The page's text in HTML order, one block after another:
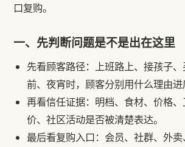
口复购。
一、先判断问题是不是出在这里
先看顾客路径：上班路上、接孩子
前、夜宵时，顾客分别用什么理由进
再看信任证据：明档、食材、价格
价、社区活动是否被清楚表达。
最后看复购入口：会员、社群、外